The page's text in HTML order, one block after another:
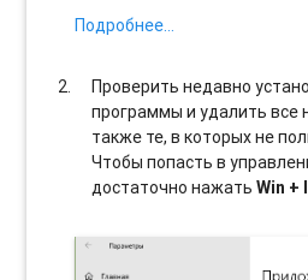
Подробнее…
Проверить недавно
программы и удалить все
также те, в которых не
Чтобы попасть в
достаточно нажатьWin + I